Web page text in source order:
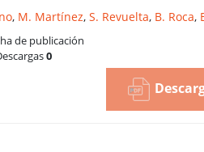
, M. Martínez, S. Revuelta, B. Roca,
de publicación
0